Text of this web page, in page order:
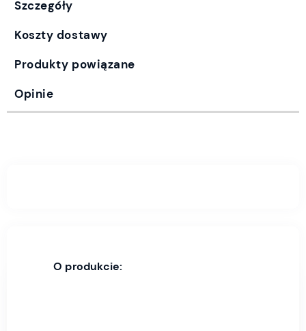
Szczegóły
Koszty dostawy
Produkty powiązane
Opinie
O produkcie: